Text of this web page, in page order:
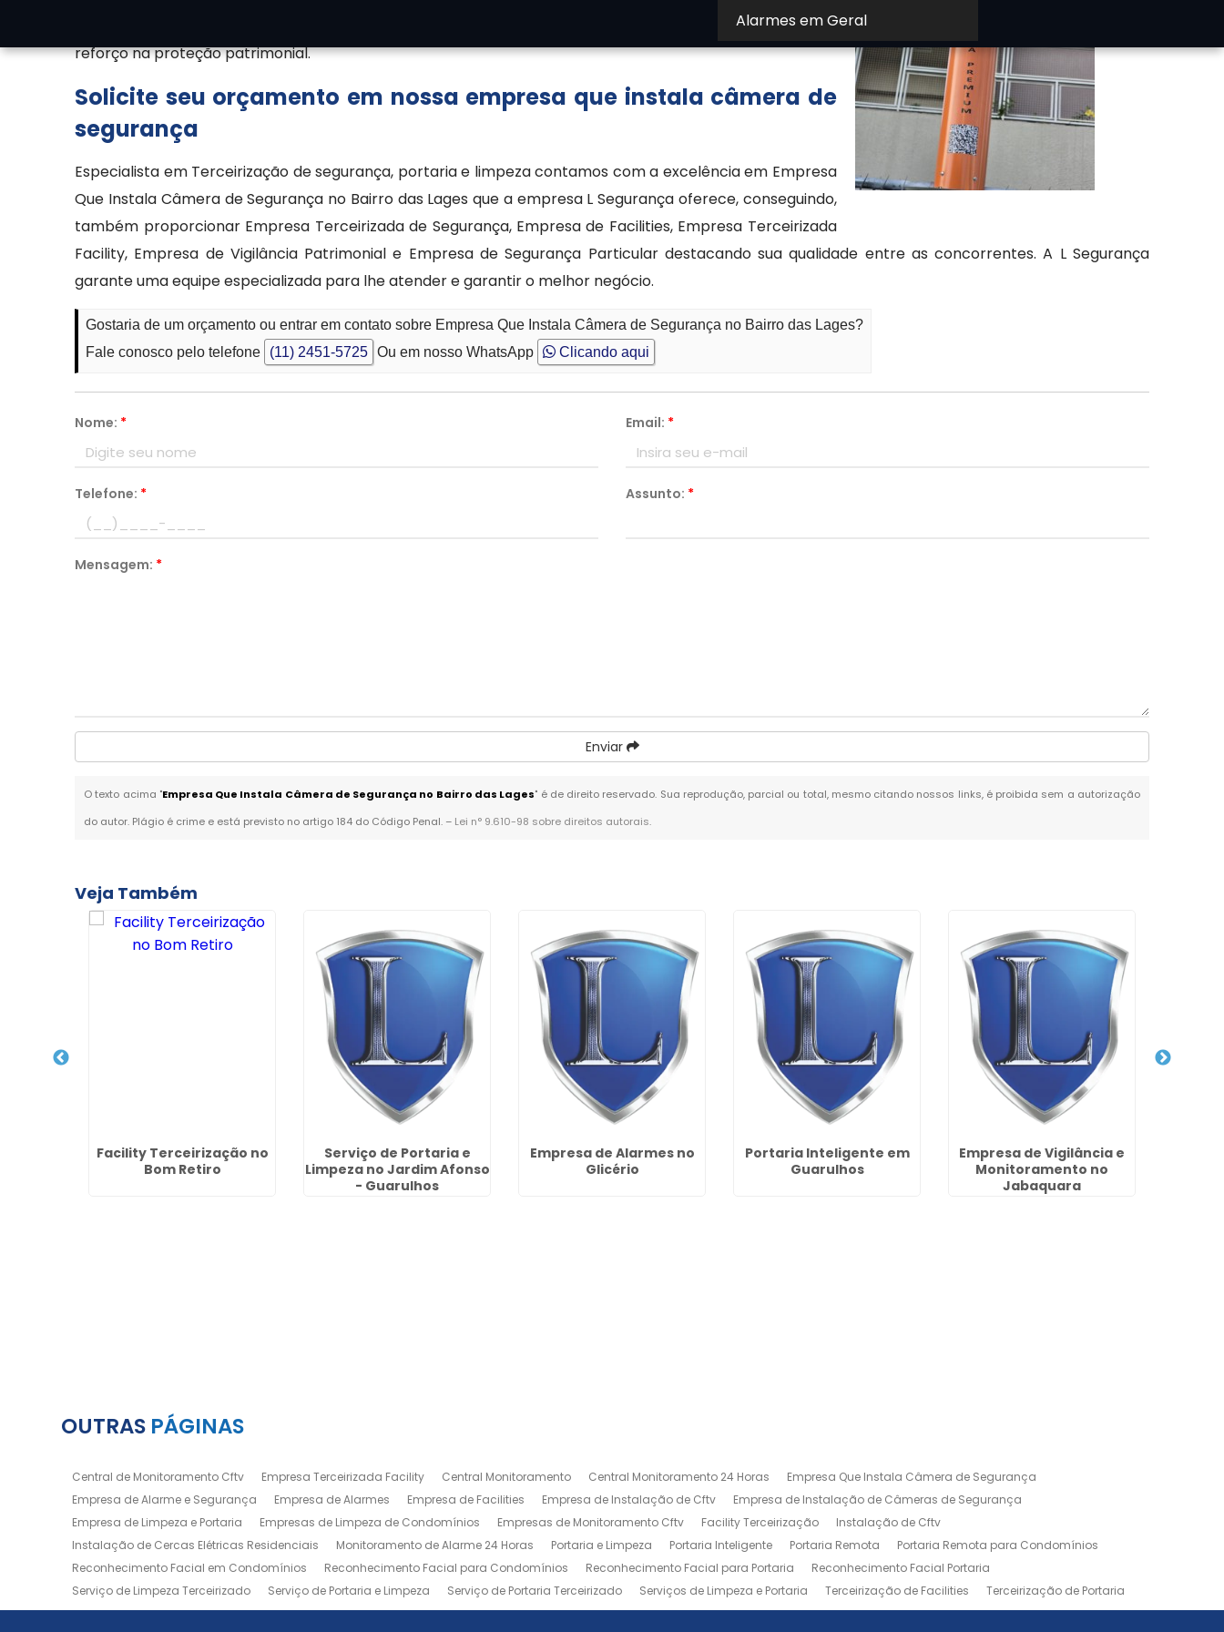
Alarmes em Geral
de segurança proporciona soluções personalizadas, garantindo confiabilidade, cobertura adequada e
reforço na proteção patrimonial.
Solicite seu orçamento em nossa empresa que instala câmera de
segurança
Especialista em Terceirização de segurança, portaria e limpeza contamos com a excelência em Empresa
Que Instala Câmera de Segurança no Bairro das Lages que a empresa L Segurança oferece, conseguindo,
também proporcionar Empresa Terceirizada de Segurança, Empresa de Facilities, Empresa Terceirizada
Facility, Empresa de Vigilância Patrimonial e Empresa de Segurança Particular destacando sua qualidade entre as concorrentes. A L Segurança
garante uma equipe especializada para lhe atender e garantir o melhor negócio.
Gostaria de um orçamento ou entrar em contato sobre Empresa Que Instala Câmera de Segurança no Bairro das Lages?
Fale conosco pelo telefone
(11) 2451-5725 Ou em nosso WhatsApp Clicando aqui
Nome: * Email: *
Telefone: * Assunto: *
Mensagem: *
Enviar
O texto acima "Empresa Que Instala Câmera de Segurança no Bairro das Lages" é de direito reservado. Sua reprodução, parcial ou total, mesmo citando nossos links, é proibida sem a autorização
do autor. Plágio é crime e está previsto no artigo 184 do Código Penal. – Lei n° 9.610-98 sobre direitos autorais.
Veja Também
Facility Terceirização no
Bom Retiro
Serviço de Portaria e
Limpeza no Jardim Afonso
- Guarulhos
Empresa de Alarmes no
Glicério
Portaria Inteligente em
Guarulhos
Empresa de Vigilância e
Monitoramento no
Jabaquara
OUTRAS PÁGINAS
Central de Monitoramento Cftv Empresa Terceirizada Facility Central Monitoramento Central Monitoramento 24 Horas
Empresa Que Instala Câmera de Segurança
Empresa de Alarme e Segurança
Empresa de Alarmes Empresa de Facilities Empresa de Instalação de Cftv
Empresa de Instalação de Câmeras de Segurança
Empresa de Limpeza e Portaria
Empresas de Limpeza de Condomínios Empresas de Monitoramento Cftv Facility Terceirização
Instalação de Cftv
Instalação de Cercas Elétricas Residenciais
Monitoramento de Alarme 24 Horas Portaria e Limpeza Portaria Inteligente Portaria Remota
Portaria Remota para Condomínios
Reconhecimento Facial em Condomínios
Reconhecimento Facial para Condomínios Reconhecimento Facial para Portaria
Reconhecimento Facial Portaria
Serviço de Limpeza Terceirizado
Serviço de Portaria e Limpeza Serviço de Portaria Terceirizado Serviços de Limpeza e Portaria Terceirização de Facilities
Terceirização de Portaria
Zeladoria de Condomínios